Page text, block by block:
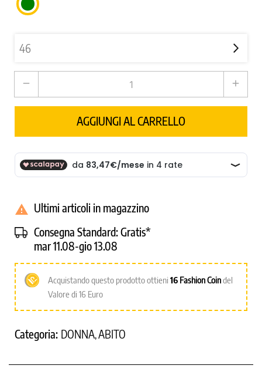
VERDE
remove add
AGGIUNGI AL CARRELLO
 Ultimi articoli in magazzino
Consegna Standard:Gratis*
mar 11.08-gio 13.08
Acquistando questo prodotto ottieni 16 Fashion Coindel
Valore di 16 Euro
Categoria: DONNA,ABITO